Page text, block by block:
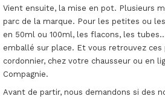
Vient ensuite, la mise en pot. Plusieurs
parc de la marque. Pour les petites ou
en 50ml ou 100ml, les flacons, les
emballé sur place. Et vous retrouvez
cordonnier, chez votre chausseur ou en
Compagnie.
Avant de partir, nous demandons si des